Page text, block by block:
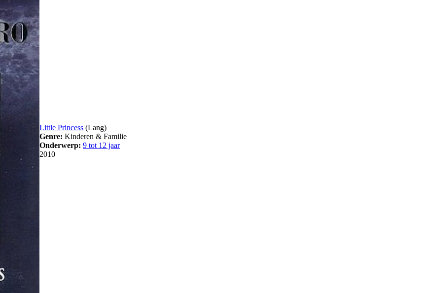
Little Princess (Lang)
Genre: Kinderen & Familie
Onderwerp: 9 tot 12 jaar
2010